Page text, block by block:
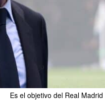
Es el objetivo del Real Madrid